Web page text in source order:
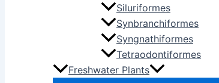
Siluriformes
Synbranchiformes
Syngnathiformes
Tetraodontiformes
Freshwater Plants